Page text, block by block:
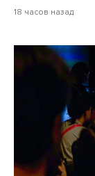
18 часов назад